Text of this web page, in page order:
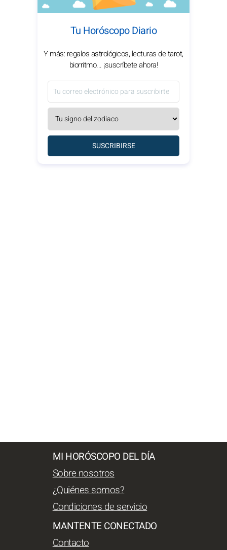
Tu Horóscopo Diario
Y más: regalos astrológicos, lecturas de tarot,
biorritmo... ¡suscríbete ahora!
SUSCRIBIRSE
MI HORÓSCOPO DEL DÍA
Sobre nosotros
¿Quiénes somos?
Condiciones de servicio
MANTENTE CONECTADO
Contacto